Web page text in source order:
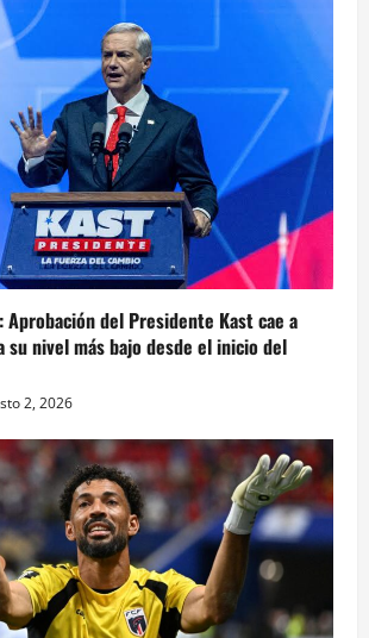
Aprobación del Presidente Kast cae a
nivel más bajo desde el inicio del
2, 2026